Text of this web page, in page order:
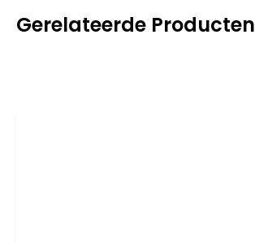
Gerelateerde Producten